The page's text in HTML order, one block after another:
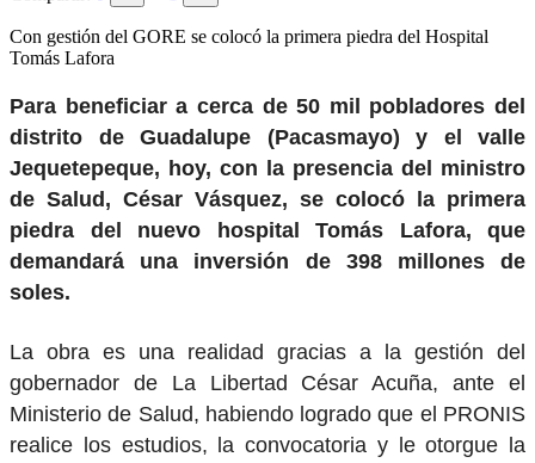
Con gestión del GORE se colocó la primera piedra del Hospital
Tomás Lafora
Para beneficiar a cerca de 50 mil pobladores del
distrito de Guadalupe (Pacasmayo) y el valle
Jequetepeque, hoy, con la presencia del ministro
de Salud, César Vásquez, se colocó la primera
piedra del nuevo hospital Tomás Lafora, que
demandará una inversión de 398 millones de
soles.
La obra es una realidad gracias a la gestión del
gobernador de La Libertad César Acuña, ante el
Ministerio de Salud, habiendo logrado que el PRONIS
realice los estudios, la convocatoria y le otorgue la